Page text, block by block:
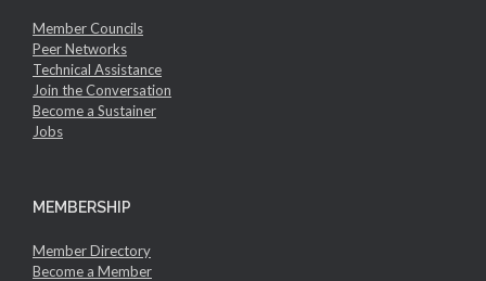
Member Councils
Peer Networks
Technical Assistance
Join the Conversation
Become a Sustainer
Jobs
MEMBERSHIP
Member Directory
Become a Member